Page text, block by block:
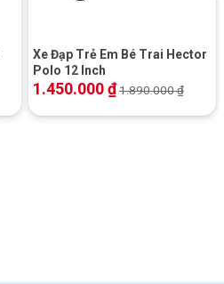
Xe Đạp Trẻ Em Bé Trai Hector
Polo 12 Inch
1.450.000₫1.890.000₫